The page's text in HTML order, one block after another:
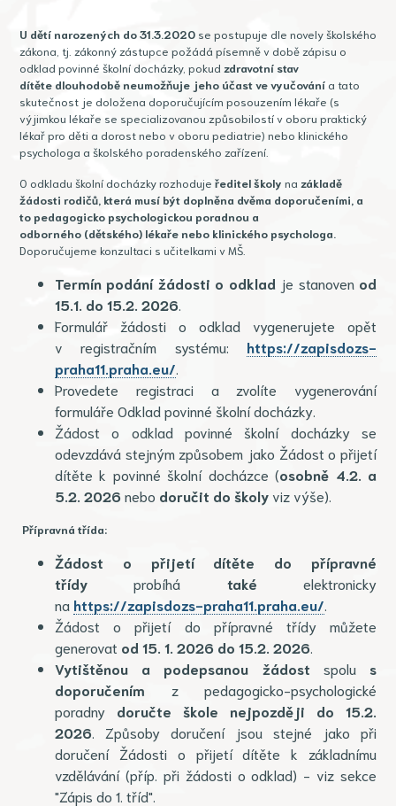
U dětí narozených do 31.3.2020 se postupuje dle novely školského
zákona, tj. zákonný zástupce požádá písemně v době zápisu o
odklad povinné školní docházky, pokud zdravotní stav
dítěte dlouhodobě neumožňuje jeho účast ve vyučování a tato
skutečnost je doložena doporučujícím posouzením lékaře (s
výjimkou lékaře se specializovanou způsobilostí v oboru praktický
lékař pro děti a dorost nebo v oboru pediatrie) nebo klinického
psychologa a školského poradenského zařízení.
O odkladu školní docházky rozhoduje ředitel školy na základě
žádosti rodičů, která musí být doplněna dvěma doporučeními, a
to pedagogicko psychologickou poradnou a
odborného (dětského) lékaře nebo klinického psychologa.
Doporučujeme konzultaci s učitelkami v MŠ.
Termín podání žádosti o odklad je stanoven od
15.1. do 15.2. 2026
Formulář žádosti o odklad vygenerujete opět
v registračním systému:
https://zapisdozs-
praha11.praha.eu/
Provedete registraci a zvolíte vygenerování
formuláře Odklad povinné školní docházky.
Žádost o odklad povinné školní docházky se
odevzdává stejným způsobem jako Žádost o přijetí
dítěte k povinné školní docházce (osobně 4.2. a
5.2. 2026 nebo doručit do školy viz výše).
Přípravná třída:
Žádost o přijetí dítěte do přípravné
třídy probíhá také elektronicky
na https://zapisdozs-praha11.praha.eu/
Žádost o přijetí do přípravné třídy můžete
generovat od 15. 1. 2026 do 15.2. 2026
Vytištěnou a podepsanou žádost spolu s
doporučením z pedagogicko-psychologické
poradny doručte škole nejpozději
do 15.2.
2026 . Způsoby doručení jsou stejné jako při
doručení Žádosti o přijetí dítěte k základnímu
vzdělávání (příp. při žádosti o odklad) - viz sekce
"Zápis do 1. tříd".